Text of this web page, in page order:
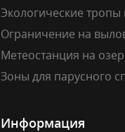
Экологические
Ограничение на
Метеостанция на
Зоны для парусного
Информация